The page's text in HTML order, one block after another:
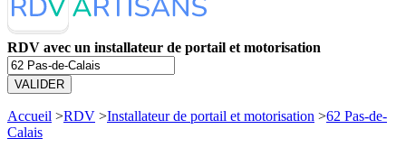
RDV avec un installateur de portail et motorisation
VALIDER
Accueil >RDV >Installateur de portail et motorisation >62 Pas-de-
Calais